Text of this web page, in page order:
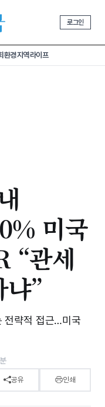
로그인
환경지역라이프
미국
“관세
”
전략적 접근…미국
공유 인쇄